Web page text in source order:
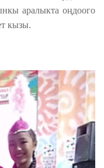
аралыкта оңдоого
кызы.